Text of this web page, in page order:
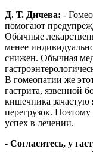
Д. Т. Дичева: -
помогают
Обычные
менее
снижен. Обычная
В гомеопатии же
гастрита, язвенной
кишечника зачастую
перегрузок.
успех в лечении.
- Согласитесь, у